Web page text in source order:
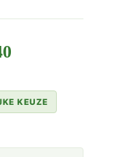
KEUZE